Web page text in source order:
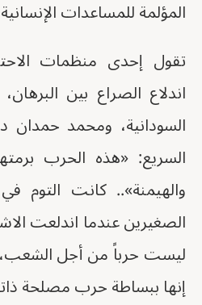
المؤلمة للمساعدات
تقول إحدى منظمات
اندلاع الصراع بين
السودانية، ومحمد حمدان
السريع: «هذه الحرب
والهيمنة».. كانت التوم
الصغيرين عندما اندلعت
ليست حرباً من أجل
إنها ببساطة حرب مصلحة